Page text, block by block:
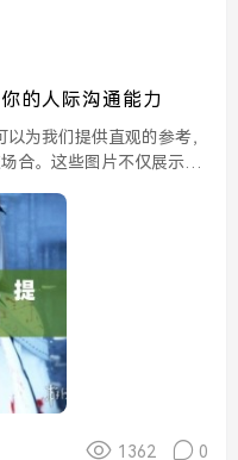
的人际沟通能力
合。这些图片不仅展示了
到一些实...
1362 0